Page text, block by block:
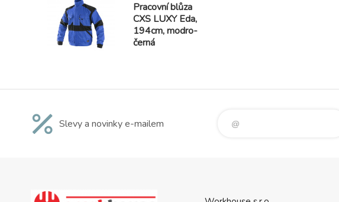
Pracovní blůza
CXS LUXY Eda,
194cm, modro-
černá
Slevy a novinky e-mailem